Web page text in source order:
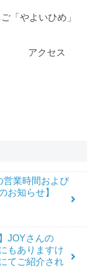
「やよいひめ」
アクセス
営業時間および
お知らせ】
JOYさんの
もありますけ
てご紹介され